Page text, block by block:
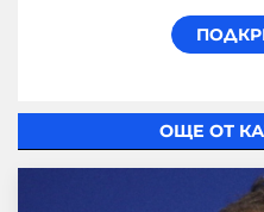
ОЩЕ ОТ